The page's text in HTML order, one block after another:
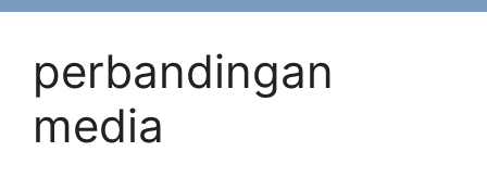
perbandingan
media